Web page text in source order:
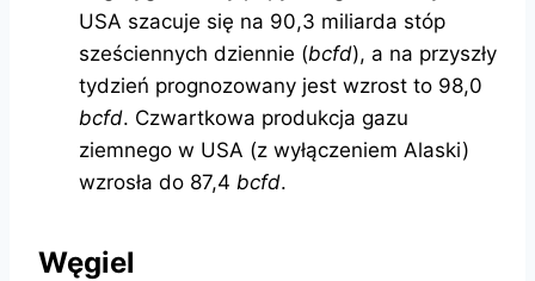
USA szacuje się na 90,3 miliarda stóp
sześciennych dziennie (bcfd), a na przyszły
tydzień prognozowany jest wzrost to 98,0
bcfd. Czwartkowa produkcja gazu
ziemnego w USA (z wyłączeniem Alaski)
wzrosła do 87,4 bcfd.
Węgiel